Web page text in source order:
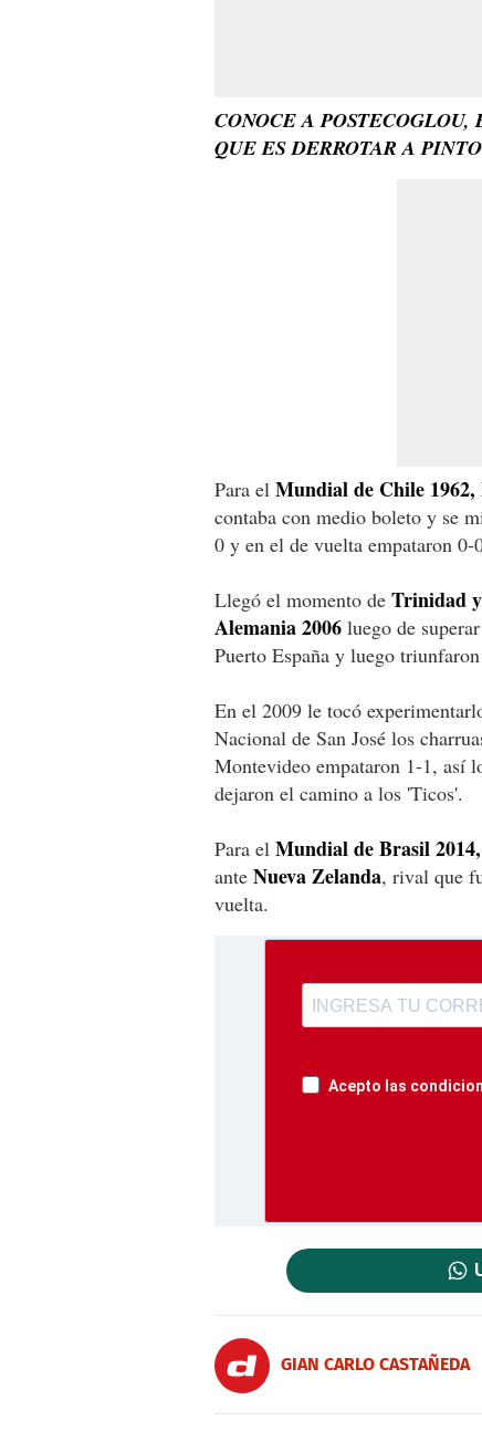
CONOCE A
QUE ES DERROTAR A PINTO
Para el Mundial de Chile 1962,
contaba con medio boleto y se
0 y en el de vuelta empataron 0-
Llegó el momento de Trinidad
Alemania 2006 luego de
Puerto España y luego
En el 2009 le tocó
Nacional de San José los
Montevideo empataron 1-1, así
dejaron el camino a los 'Ticos'.
Para el Mundial de Brasil
ante Nueva Zelanda, rival que
vuelta.
Acepto las
GIAN CARLO CASTAÑEDA